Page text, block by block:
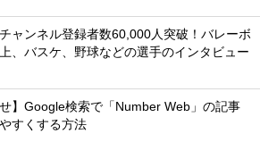
ャンネル登録者数60,000人突破！バレーボ
、バスケ、野球などの選手のインタビュー
せ】Google検索で「Number Web」の記事
すくする方法